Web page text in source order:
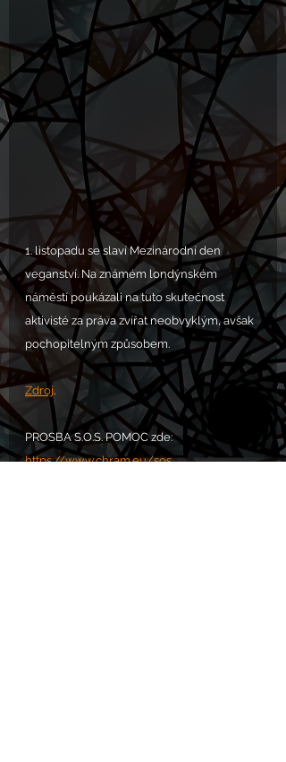
1. listopadu se slaví Mezinárodní den
veganství. Na známém londýnském
náměstí poukázali na tuto skutečnost
aktivisté za práva zvířat neobvyklým, avšak
pochopitelným způsobem.
Zdroj.
PROSBA S.O.S. POMOC zde:
https://www.chram.eu/sos